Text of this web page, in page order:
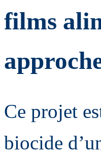
films
Ce projet
biocide